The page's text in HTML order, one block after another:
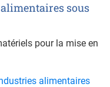
sous
pour la mise en
alimentaires